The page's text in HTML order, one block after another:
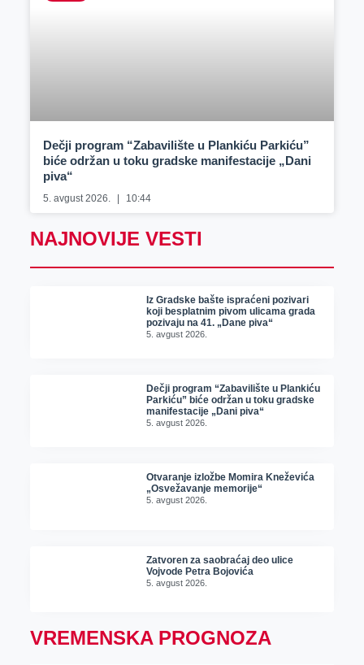
Dečji program “Zabavilište u Plankiću Parkiću”
biće održan u toku gradske manifestacije „Dani
piva“
5. avgust 2026. 10:44
NAJNOVIJE VESTI
Iz Gradske bašte ispraćeni pozivari
koji besplatnim pivom ulicama grada
pozivaju na 41. „Dane piva“
5. avgust 2026.
Dečji program “Zabavilište u Plankiću
Parkiću” biće održan u toku gradske
manifestacije „Dani piva“
5. avgust 2026.
Otvaranje izložbe Momira Kneževića
„Osvežavanje memorije“
5. avgust 2026.
Zatvoren za saobraćaj deo ulice
Vojvode Petra Bojovića
5. avgust 2026.
VREMENSKA PROGNOZA